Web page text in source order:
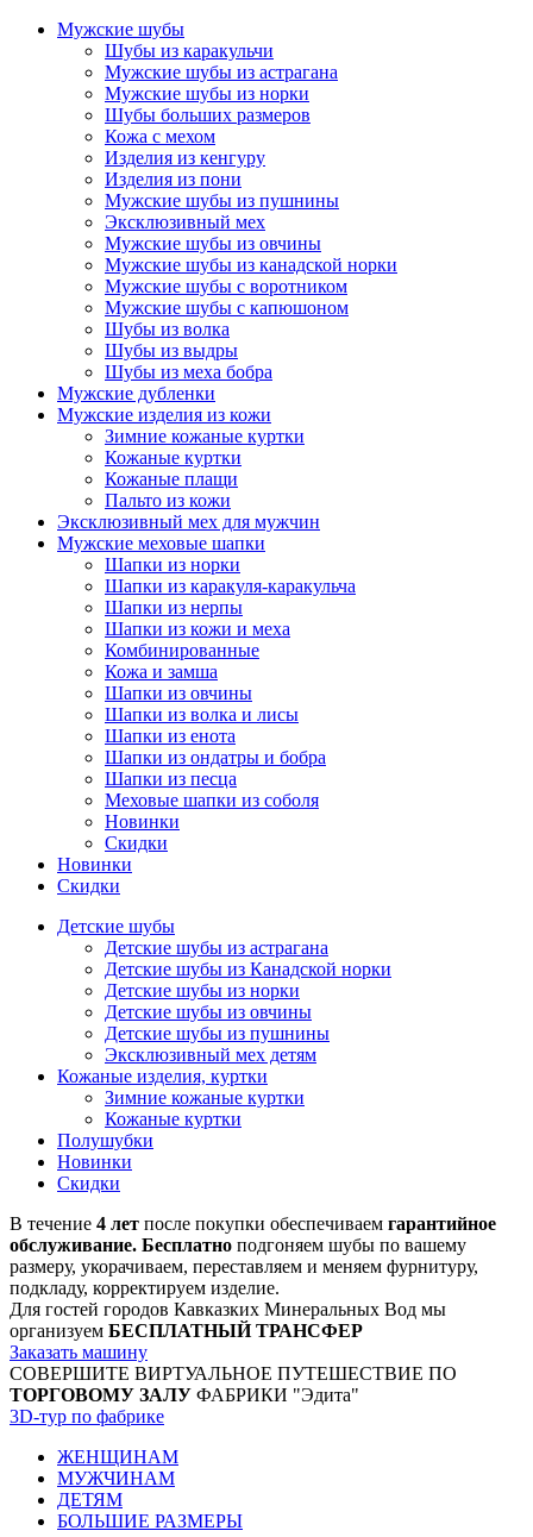
Мужские шубы
Шубы из каракульчи
Мужские шубы из астрагана
Мужские шубы из норки
Шубы больших размеров
Кожа с мехом
Изделия из кенгуру
Изделия из пони
Мужские шубы из пушнины
Эксклюзивный мех
Мужские шубы из овчины
Мужские шубы из канадской норки
Мужские шубы с воротником
Мужские шубы с капюшоном
Шубы из волка
Шубы из выдры
Шубы из меха бобра
Мужские дубленки
Мужские изделия из кожи
Зимние кожаные куртки
Кожаные куртки
Кожаные плащи
Пальто из кожи
Эксклюзивный мех для мужчин
Мужские меховые шапки
Шапки из норки
Шапки из каракуля-каракульча
Шапки из нерпы
Шапки из кожи и меха
Комбинированные
Кожа и замша
Шапки из овчины
Шапки из волка и лисы
Шапки из енота
Шапки из ондатры и бобра
Шапки из песца
Меховые шапки из соболя
Новинки
Скидки
Новинки
Скидки
Детские шубы
Детские шубы из астрагана
Детские шубы из Канадской норки
Детские шубы из норки
Детские шубы из овчины
Детские шубы из пушнины
Эксклюзивный мех детям
Кожаные изделия, куртки
Зимние кожаные куртки
Кожаные куртки
Полушубки
Новинки
Скидки
В течение 4 лет после покупки обеспечиваем гарантийное
обслуживание. Бесплатно подгоняем шубы по вашему
размеру, укорачиваем, переставляем и меняем фурнитуру,
подкладу, корректируем изделие.
Для гостей городов Кавказких Минеральных Вод мы
организуем БЕСПЛАТНЫЙ ТРАНСФЕР
Заказать машину
СОВЕРШИТЕ ВИРТУАЛЬНОЕ ПУТЕШЕСТВИЕ ПО
ТОРГОВОМУ ЗАЛУ ФАБРИКИ "Эдита"
3D-тур по фабрике
ЖЕНЩИНАМ
МУЖЧИНАМ
ДЕТЯМ
БОЛЬШИЕ РАЗМЕРЫ